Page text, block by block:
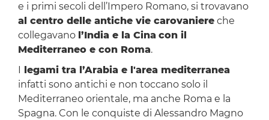
e i primi secoli dell’Impero Romano, si trovavano
al centro delle antiche vie carovaniereche
collegavano l’India e la Cina con il
Mediterraneo e con Roma.
legami tra l’Arabia e l'area mediterranea
infatti sono antichi e non toccano solo il
Mediterraneo orientale, ma anche Roma e la
Spagna. Con le conquiste di Alessandro Magno